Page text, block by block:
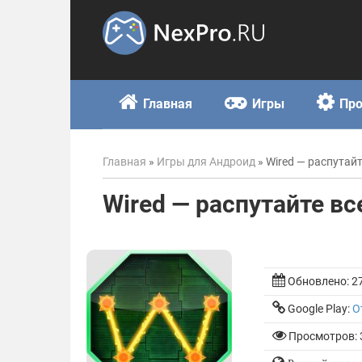
Главная Игры
Главная » Игры для Андроид » Wired —
Wired — распутайте
Обновлено:
Google Play:
Просмотров: